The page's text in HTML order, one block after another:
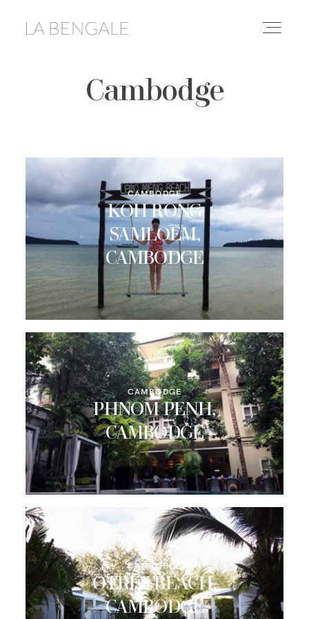
DESTINATIONS
LE YOGA
CONSEILS & ASTUCES
À PROPOS
CONTACT
Cambodge
CAMBODGE
KOH RONG
SAMLOEM,
CAMBODGE
CAMBODGE
PHNOM PENH,
CAMBODGE
CAMBODGE
OTRES BEACH,
CAMBODGE